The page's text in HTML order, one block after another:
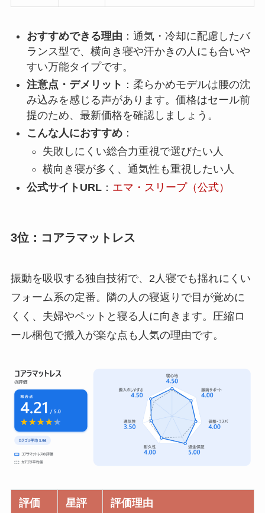
おすすめできる理由 ：通気・冷却に配慮したバ
ランス型で、横向き寝や汗かきの人にも合いや
すい万能タイプです。
注意点・デメリット ：柔らかめモデルは腰の沈
み込みを感じる声があります。価格はセール前
提のため、最新価格を確認しましょう。
こんな人におすすめ：
失敗しにくい総合力重視で選びたい人
横向き寝が多く、通気性も重視したい人
公式サイトURL： エマ・スリープ（公式）
3位：コアラマットレス
振動を吸収する独自技術で、2人寝でも揺れにくい
フォーム系の定番。隣の人の寝返りで目が覚めに
くく、夫婦やペットと寝る人に向きます。圧縮ロ
ール梱包で搬入が楽な点も人気の理由です。
評価
星評
評価理由